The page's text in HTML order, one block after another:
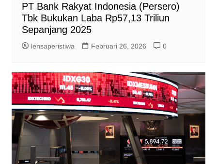
PT Bank Rakyat Indonesia (Persero)
Tbk Bukukan Laba Rp57,13 Triliun
Sepanjang 2025
lensaperistiwa Februari 26, 2026 0